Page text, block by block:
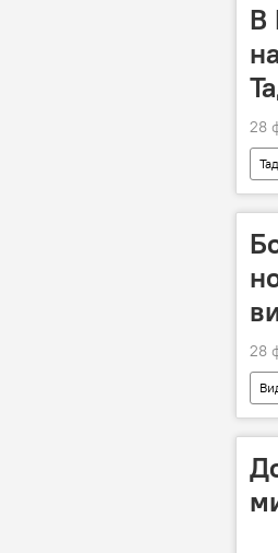
В
28
28